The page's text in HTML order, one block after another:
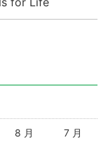
8 月 7 月